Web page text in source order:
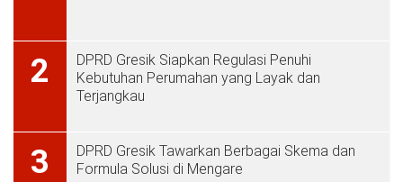
2
DPRD Gresik Siapkan Regulasi Penuhi
Kebutuhan Perumahan yang Layak dan
Terjangkau
3
DPRD Gresik Tawarkan Berbagai Skema dan
Formula Solusi di Mengare